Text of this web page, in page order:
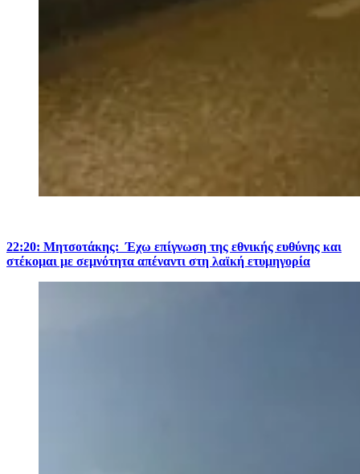
22:20: Μητσοτάκης: Έχω επίγνωση της εθνικής ευθύνης και
στέκομαι με σεμνότητα απέναντι στη λαϊκή ετυμηγορία